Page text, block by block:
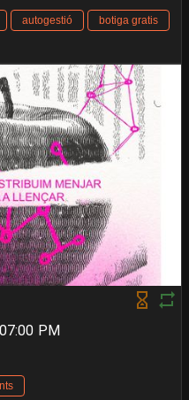
autogestió
botiga gratis
PM